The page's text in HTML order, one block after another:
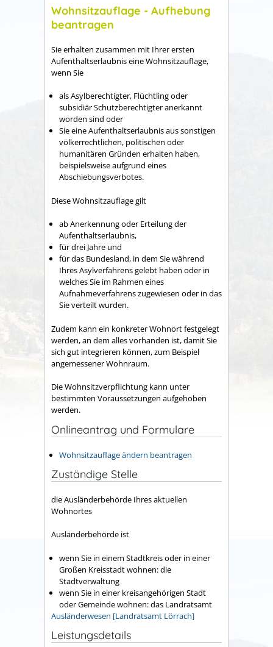
Wohnsitzauflage - Aufhebung
beantragen
Sie erhalten zusammen mit Ihrer ersten
Aufenthaltserlaubnis eine Wohnsitzauflage,
wenn Sie
als Asylberechtigter, Flüchtling oder
subsidiär Schutzberechtigter anerkannt
worden sind oder
Sie eine Aufenthaltserlaubnis aus sonstigen
völkerrechtlichen, politischen oder
humanitären Gründen erhalten haben,
beispielsweise aufgrund eines
Abschiebungsverbotes.
Diese Wohnsitzauflage gilt
ab Anerkennung oder Erteilung der
Aufenthaltserlaubnis,
für drei Jahre und
für das Bundesland, in dem Sie während
Ihres Asylverfahrens gelebt haben oder in
welches Sie im Rahmen eines
Aufnahmeverfahrens zugewiesen oder in das
Sie verteilt wurden.
Zudem kann ein konkreter Wohnort festgelegt
werden, an dem alles vorhanden ist, damit Sie
sich gut integrieren können, zum Beispiel
angemessener Wohnraum.
Die Wohnsitzverpflichtung kann unter
bestimmten Voraussetzungen aufgehoben
werden.
Onlineantrag und Formulare
Wohnsitzauflage ändern beantragen
Zuständige Stelle
die Ausländerbehörde Ihres aktuellen
Wohnortes
Ausländerbehörde ist
wenn Sie in einem Stadtkreis oder in einer
Großen Kreisstadt wohnen: die
Stadtverwaltung
wenn Sie in einer kreisangehörigen Stadt
oder Gemeinde wohnen: das Landratsamt
Ausländerwesen [Landratsamt Lörrach]
Leistungsdetails